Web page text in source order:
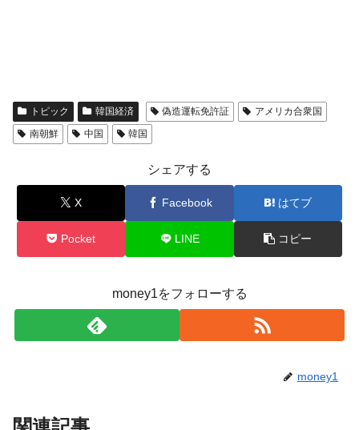
トピック 韓国経済 偽造運転免許証
アメリカ合衆国
南朝鮮
中国 韓国
シェアする
X Facebook はてブ
Pocket LINE コピー
money1をフォローする
money1